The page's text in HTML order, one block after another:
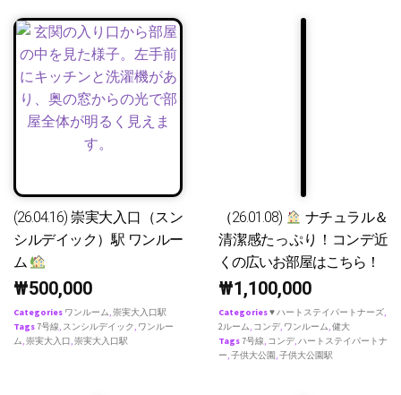
(26.04.16) 崇実大入口（スン
シルデイック）駅 ワンルー
ム
₩500,000
Categories ワンルーム,崇実大入口駅
Tags7号線, スンシルデイック , ワンルー
ム,崇実大入口,崇実大入口駅
（26.01.08)
ナチュラル＆
清潔感たっぷり！コンデ近
くの広いお部屋はこちら！
₩1,100,000
Categories♥ ハートステイパートナーズ,
2ルーム, コンデ, ワンルーム,健大
Tags7号線, コンデ,ハートステイパートナ
ー,子供大公園,子供大公園駅